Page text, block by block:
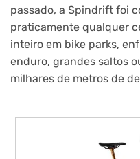
passado, a Spindrift foi
praticamente qualquer
inteiro em bike parks,
enduro, grandes saltos
milhares de metros de